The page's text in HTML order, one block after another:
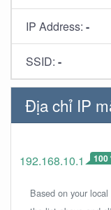
IP Address: -
SSID: -
Địa chỉ IP
192.168.10.1 100
Based on your